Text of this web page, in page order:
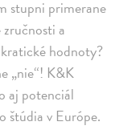
stupni primerane
a
hodnoty?
„nie“! K&K
aj potenciál
štúdia v Európe.